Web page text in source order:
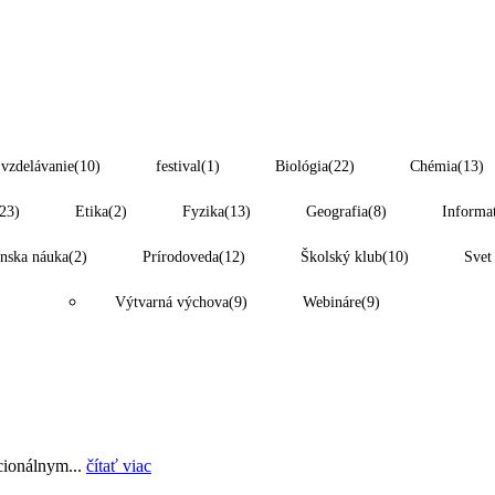
(10) festival(1) Biológia(22) Chémia(13)
Etika(2) Fyzika(13) Geografia(8)
náuka(2) Prírodoveda(12) Školský klub(10) Svet
Výtvarná výchova(9) Webináre(9)
čítať viac